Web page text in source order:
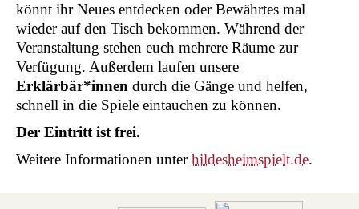
könnt ihr Neues entdecken oder Bewährtes mal
wieder auf den Tisch bekommen. Während der
Veranstaltung stehen euch mehrere Räume zur
Verfügung. Außerdem laufen unsere
Erklärbär*innen durch die Gänge und helfen,
schnell in die Spiele eintauchen zu können.
Der Eintritt ist frei.
Weitere Informationen unterhildesheimspielt.de.